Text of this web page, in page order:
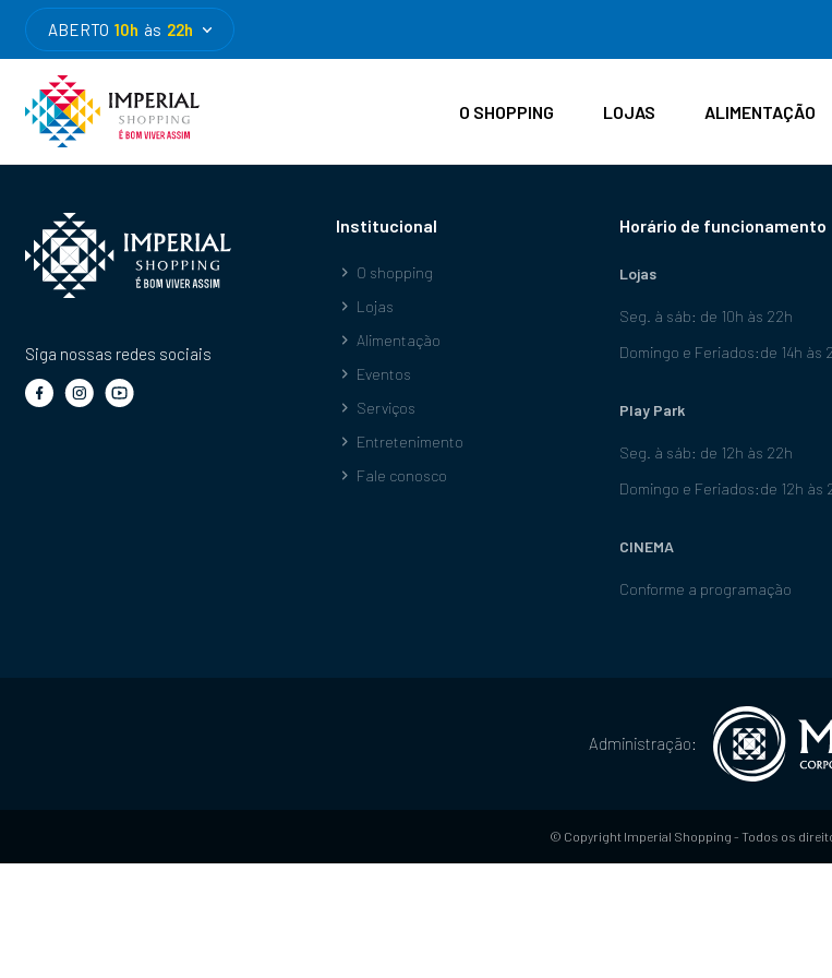
ABERTO 10h às 22h
O SHOPPING LOJAS ALIMENTAÇÃO
Siga nossas redes sociais
Institucional
O shopping
Lojas
Alimentação
Eventos
Serviços
Entretenimento
Fale conosco
Horário de funcionamento
Lojas
Seg. à sáb: de 10h às 22h
Domingo e Feriados:de 14h às
Play Park
Seg. à sáb: de 12h às 22h
Domingo e Feriados:de 12h às
CINEMA
Conforme a programação
Administração:
© Copyright Imperial Shopping - Todos os